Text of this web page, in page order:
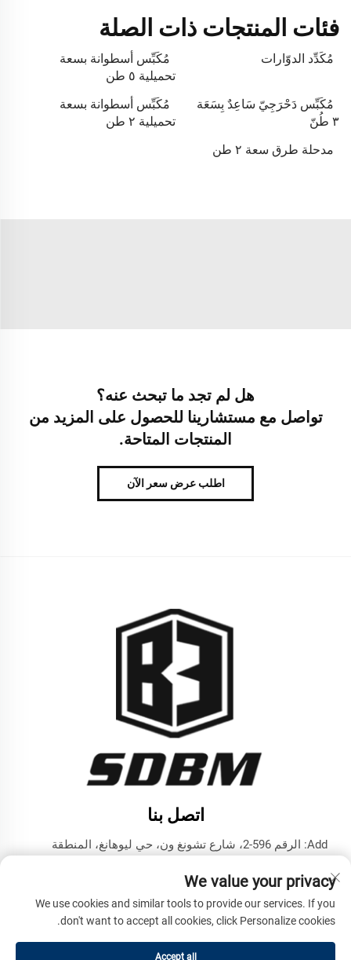
فئات المنتجات ذات الصلة
مُكَدِّد الدوّارات
مُكَبِّس أسطوانة بسعة
تحميلية ٥ طن
مُكَبِّس دَحْرَجِيّ سَاعِدٌ بِسَعَة
٣ طُنّ
مُكَبِّس أسطوانة بسعة
تحميلية ٢ طن
مدحلة طرق سعة ٢ طن
هل لم تجد ما تبحث عنه؟
تواصل مع مستشارينا للحصول على المزيد من
المنتجات المتاحة.
اطلب عرض سعر الآن
اتصل بنا
Add: الرقم 596-2، شارع تشونغ ون، حي ليوهانغ، المنطقة
هاتف:+86-17853787374
البريد الإلكتروني:[email protected]
We value your privacy
We use cookies and similar tools to provide our services. If you
don't want to accept all cookies, click Personalize cookies.
Accept all